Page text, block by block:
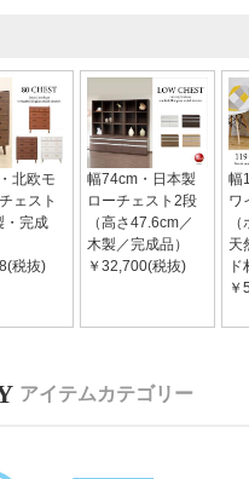
北欧モ
ェスト
・完成
税抜)
幅74cm・日本製
ローチェスト2段
（高さ47.6cm／
木製／完成品）
￥32,700(税抜)
幅
ワ
天
ド
￥
アイテムカテゴリー